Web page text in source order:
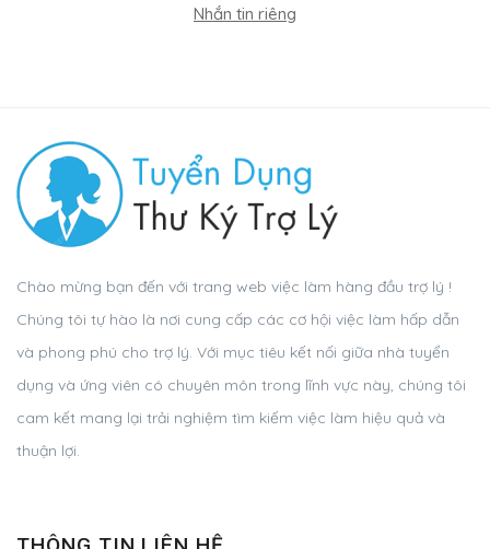
Nhắn tin riêng
Chào mừng bạn đến với trang web việc làm hàng đầu trợ lý !
Chúng tôi tự hào là nơi cung cấp các cơ hội việc làm hấp dẫn
và phong phú cho trợ lý. Với mục tiêu kết nối giữa nhà tuyển
dụng và ứng viên có chuyên môn trong lĩnh vực này, chúng tôi
cam kết mang lại trải nghiệm tìm kiếm việc làm hiệu quả và
thuận lợi.